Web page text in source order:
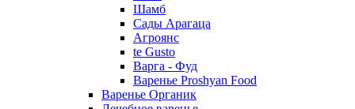
Шамб
Сады Арагаца
Агроянс
te Gusto
Варга - Фуд
Варенье Proshyan Food
Варенье Органик